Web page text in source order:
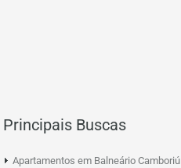
Principais Buscas
Apartamentos em Balneário Camboriú